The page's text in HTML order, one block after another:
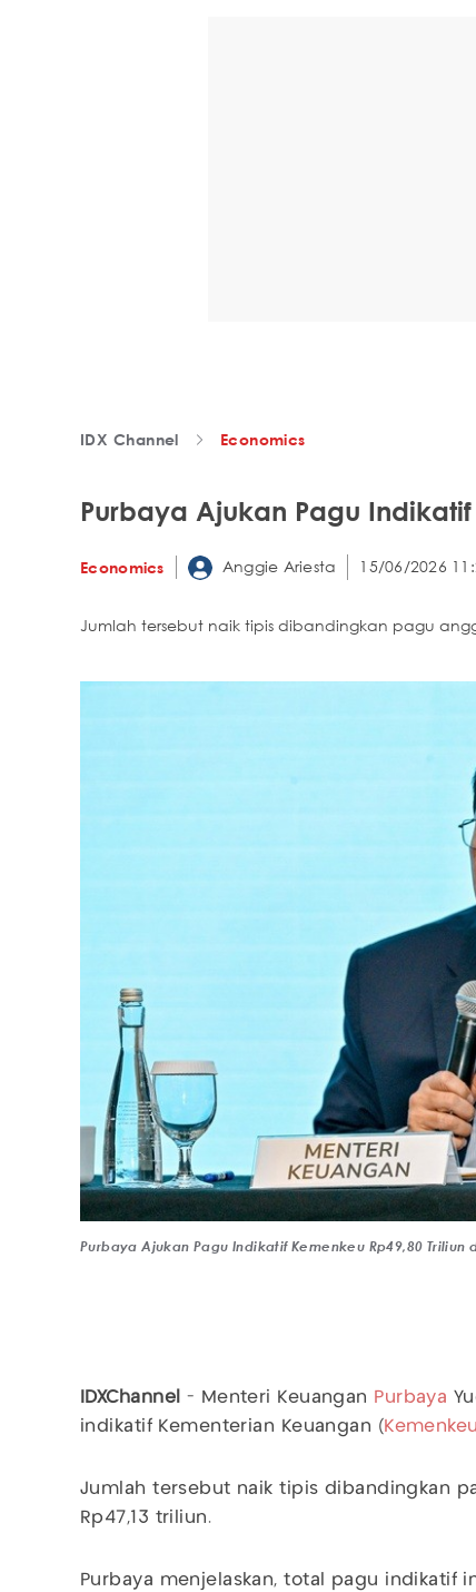
IDX Channel Economics
Purbaya Ajukan Pagu Indikatif
Economics Anggie Ariesta 15/06/2026
Jumlah tersebut naik tipis dibandingkan pagu
Purbaya Ajukan Pagu Indikatif Kemenkeu Rp49,80 Triliun
IDXChannel - Menteri Keuangan Purbaya
indikatif Kementerian Keuangan ( Kemenkeu
Jumlah tersebut naik tipis dibandingkan
Rp47,13 triliun.
Purbaya menjelaskan, total pagu indikatif